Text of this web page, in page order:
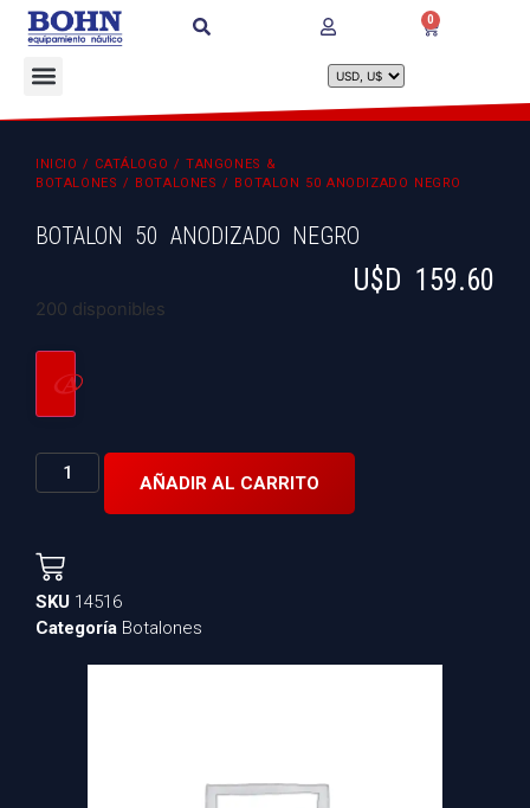
0
INICIO / CATÁLOGO /TANGONES &
BOTALONES / BOTALONES / BOTALON 50 ANODIZADO NEGRO
BOTALON 50 ANODIZADO NEGRO
U$D 159.60
200 disponibles
AÑADIR AL CARRITO
SKU 14516
Categoría Botalones